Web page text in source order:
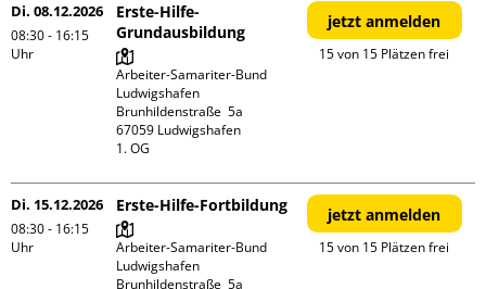
Di. 08.12.2026
08:30 - 16:15
Uhr
Erste-Hilfe-
Grundausbildung
Arbeiter-Samariter-Bund
Ludwigshafen
Brunhildenstraße  5a
67059 Ludwigshafen
1. OG
jetzt anmelden
15 von 15 Plätzen frei
Di. 15.12.2026
08:30 - 16:15
Uhr
Erste-Hilfe-Fortbildung
Arbeiter-Samariter-Bund
Ludwigshafen
Brunhildenstraße  5a
jetzt anmelden
15 von 15 Plätzen frei